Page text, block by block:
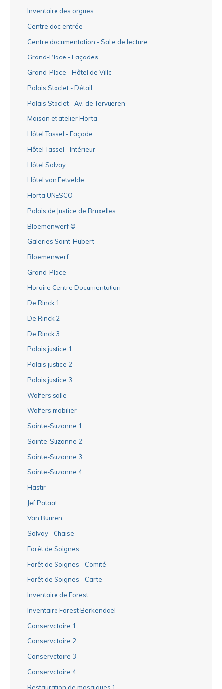
Inventaire des orgues
Centre doc entrée
Centre documentation - Salle de lecture
Grand-Place - Façades
Grand-Place - Hôtel de Ville
Palais Stoclet - Détail
Palais Stoclet - Av. de Tervueren
Maison et atelier Horta
Hôtel Tassel - Façade
Hôtel Tassel - Intérieur
Hôtel Solvay
Hôtel van Eetvelde
Horta UNESCO
Palais de Justice de Bruxelles
Bloemenwerf ©
Galeries Saint-Hubert
Bloemenwerf
Grand-Place
Horaire Centre Documentation
De Rinck 1
De Rinck 2
De Rinck 3
Palais justice 1
Palais justice 2
Palais justice 3
Wolfers salle
Wolfers mobilier
Sainte-Suzanne 1
Sainte-Suzanne 2
Sainte-Suzanne 3
Sainte-Suzanne 4
Hastir
Jef Pataat
Van Buuren
Solvay - Chaise
Forêt de Soignes
Forêt de Soignes - Comité
Forêt de Soignes - Carte
Inventaire de Forest
Inventaire Forest Berkendael
Conservatoire 1
Conservatoire 2
Conservatoire 3
Conservatoire 4
Restauration de mosaïques 1